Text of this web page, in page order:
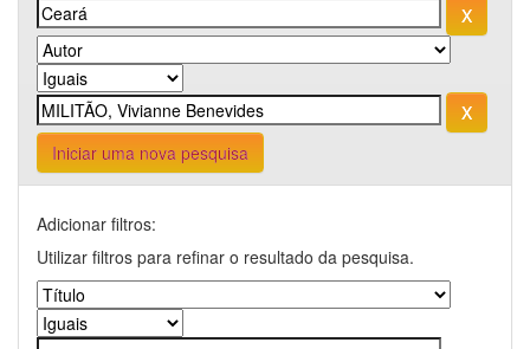
Iniciar uma nova pesquisa
Adicionar filtros:
Utilizar filtros para refinar o resultado da pesquisa.